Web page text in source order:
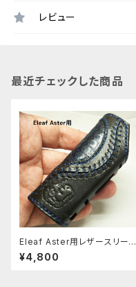
レビュー
最近チェックした商品
Eleaf Aster用レザースリーブ
[129-as]
¥4,800